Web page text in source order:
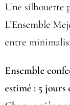
Une silhouette
L’Ensemble
entre
Ensemble
estimé : 5 jours